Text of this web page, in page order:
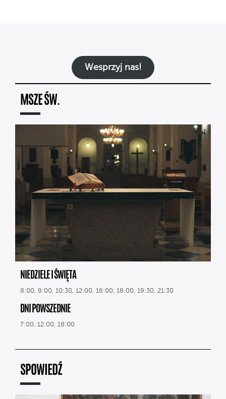
Wesprzyj nas!
MSZE ŚW.
NIEDZIELE I ŚWIĘTA
8:00, 9:00, 10:30, 12:00, 16:00, 18:00, 19:30, 21:30
DNI POWSZEDNIE
7:00, 12:00, 18:00
SPOWIEDŹ